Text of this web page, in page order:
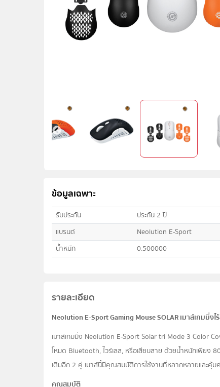
ข้อมูลเฉพาะ
รับประกัน
ประกัน 2 ปี
แบรนด์
Neolution E-Sport
น้ำหนัก
0.500000
รายละเอียด
Neolution E-Sport Gaming Mouse SOLAR เมาส์เกมมิ่
เมาส์เกมมิ่ง Neolution E-Sport Solar tri Mode 3 Color
โหมด Bluetooth, ไวร์เลส, หรือเสียบสาย ด้วยน้ำหนักเพียง
เติมอีก 2 คู่ เมาส์นี้มีคุณสมบัติการใช้งานที่หลากหลายและคุ้
คุณสมบัติ